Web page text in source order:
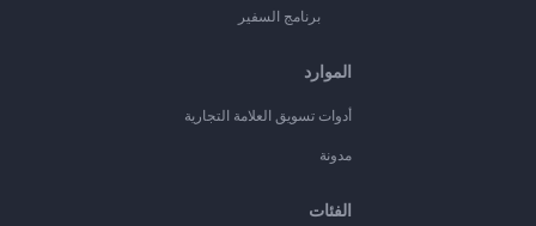
برنامج السفير
الموارد
أدوات تسويق العلامة التجارية
مدونة
الفئات